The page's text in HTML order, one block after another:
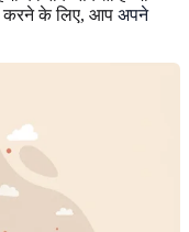
करने के लिए, आप अपने